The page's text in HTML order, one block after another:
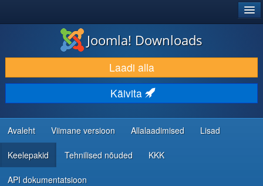
LAADI ALLA JA LAIENDA
AVASTA JA ÕPI
KOGUKOND JA KASUTAJATUGI
RESSURSID ARENDAJATELE
Joomla! Downloads
Laadi alla
Käivita
Avaleht Viimane versioon Allalaadimised Lisad
Keelepakid Tehnilised nõuded KKK
API dokumentatsioon